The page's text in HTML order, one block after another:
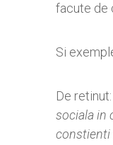
facute de
Si
De retinut:
sociala in
constienti